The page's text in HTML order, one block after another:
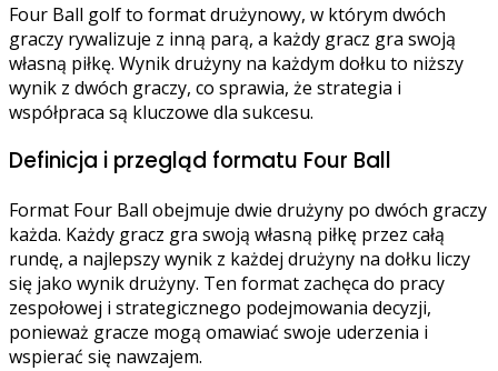
Four Ball golf to format drużynowy, w którym dwóch
graczy rywalizuje z inną parą, a każdy gracz gra swoją
własną piłkę. Wynik drużyny na każdym dołku to niższy
wynik z dwóch graczy, co sprawia, że strategia i
współpraca są kluczowe dla sukcesu.
Definicja i przegląd formatu Four Ball
Format Four Ball obejmuje dwie drużyny po dwóch graczy
każda. Każdy gracz gra swoją własną piłkę przez całą
rundę, a najlepszy wynik z każdej drużyny na dołku liczy
się jako wynik drużyny. Ten format zachęca do pracy
zespołowej i strategicznego podejmowania decyzji,
ponieważ gracze mogą omawiać swoje uderzenia i
wspierać się nawzajem.